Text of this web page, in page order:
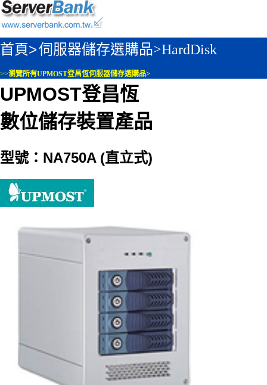
首頁>伺服器儲存選購品>HardDisk
>>瀏覽所有UPMOST登昌恆伺服器儲存選購品>
UPMOST登昌恆
數位儲存裝置產品
型號：NA750A (直立式)